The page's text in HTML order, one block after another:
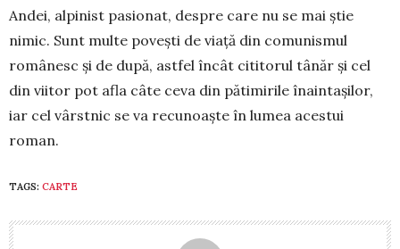
Andei, alpinist pasionat, despre care nu se mai știe
nimic. Sunt multe povești de viață din comunismul
românesc și de după, astfel încât ci­titorul tânăr și cel
din viitor pot afla câte ceva din pătimirile înaintașilor,
iar cel vârstnic se va re­cu­noaște în lumea acestui
roman.
TAGS: CARTE